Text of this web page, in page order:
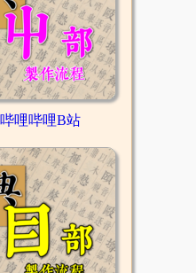
哔哩哔哩B站